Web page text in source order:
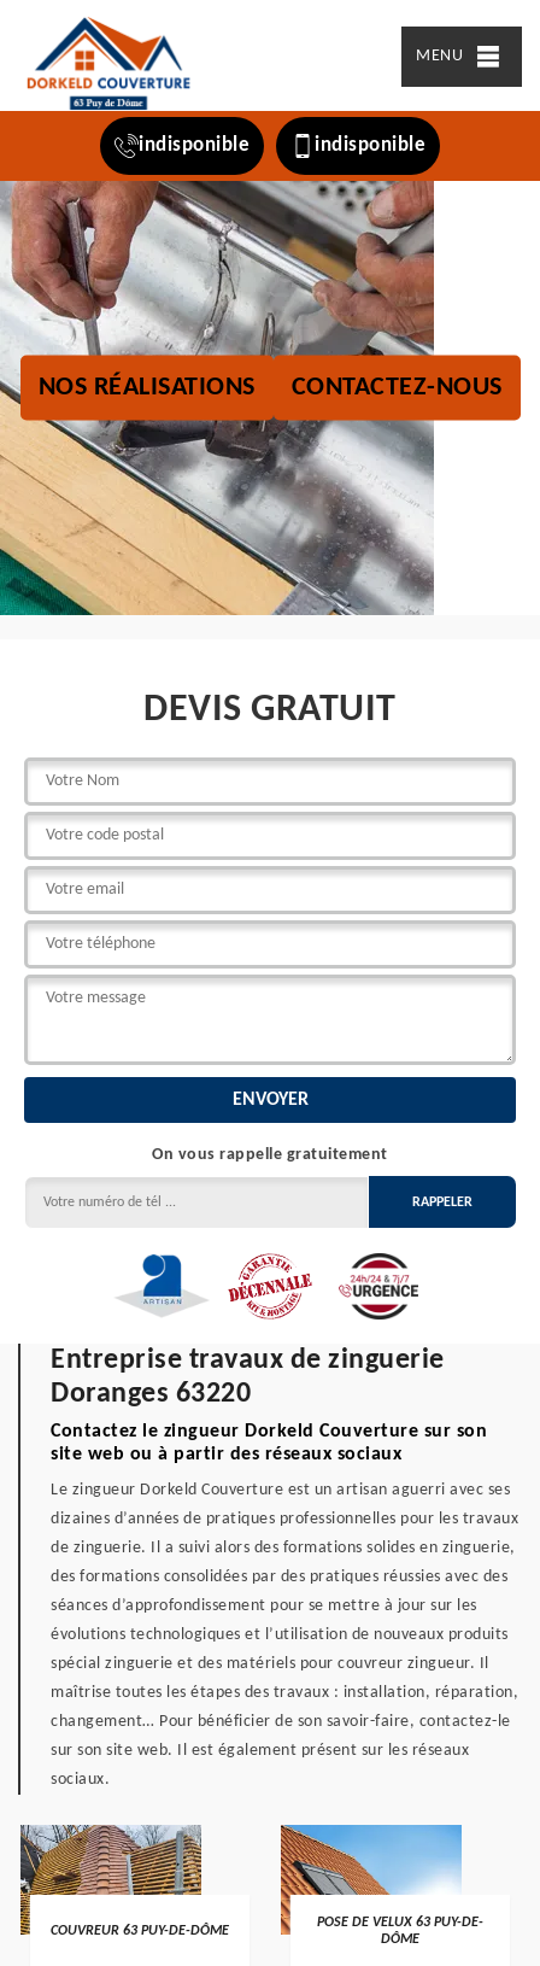
MENU
indisponible indisponible
NOS RÉALISATIONS CONTACTEZ-NOUS
DEVIS GRATUIT
On vous rappelle gratuitement
Entreprise travaux de zinguerie
Doranges 63220
Contactez le zingueur Dorkeld Couverture sur son
site web ou à partir des réseaux sociaux
Le zingueur Dorkeld Couverture est un artisan aguerri avec ses
dizaines d’années de pratiques professionnelles pour les travaux
de zinguerie. Il a suivi alors des formations solides en zinguerie,
des formations consolidées par des pratiques réussies avec des
séances d’approfondissement pour se mettre à jour sur les
évolutions technologiques et l’utilisation de nouveaux produits
spécial zinguerie et des matériels pour couvreur zingueur. Il
maîtrise toutes les étapes des travaux : installation, réparation,
changement… Pour bénéficier de son savoir-faire, contactez-le
sur son site web. Il est également présent sur les réseaux
sociaux.
COUVREUR 63 PUY-DE-DÔME
POSE DE VELUX 63 PUY-DE-
DÔME